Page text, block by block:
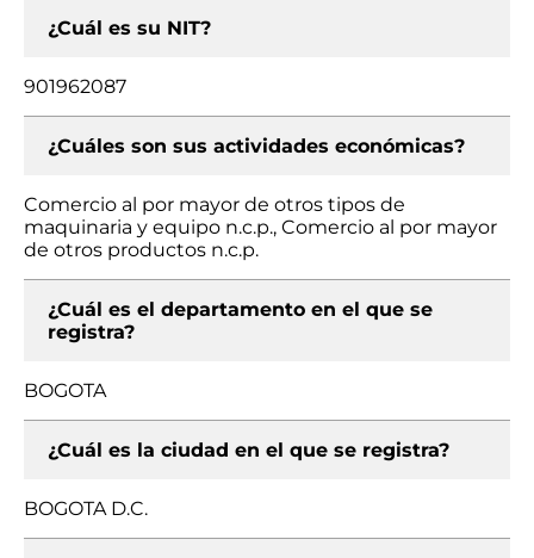
¿Cuál es su NIT?
901962087
¿Cuáles son sus actividades económicas?
Comercio al por mayor de otros tipos de
maquinaria y equipo n.c.p., Comercio al por mayor
de otros productos n.c.p.
¿Cuál es el departamento en el que se
registra?
BOGOTA
¿Cuál es la ciudad en el que se registra?
BOGOTA D.C.